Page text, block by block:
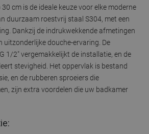
cm is de ideale keuze voor elke moderne
duurzaam roestvrij staal S304, met een
Dankzij de indrukwekkende afmetingen
uitzonderlijke douche-ervaring. De
1/2" vergemakkelijkt de installatie, en de
stevigheid. Het oppervlak is bestand
en de rubberen sproeiers die
zijn extra voordelen die uw badkamer